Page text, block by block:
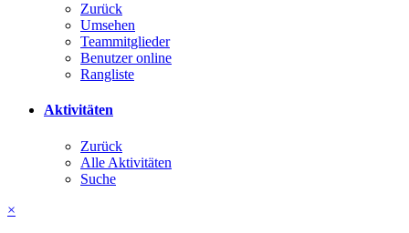
Zurück
Umsehen
Teammitglieder
Benutzer online
Rangliste
Aktivitäten
Zurück
Alle Aktivitäten
Suche
×